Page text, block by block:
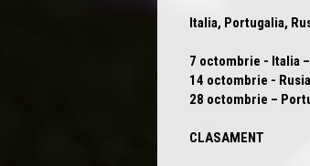
Italia, Portugalia,
7 octombrie - Italia
14 octombrie - Rusia
28 octombrie –
CLASAMENT